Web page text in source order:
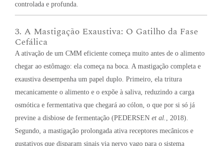
controlada e profunda.
3. A Mastigação Exaustiva: O Gatilho da Fase
Cefálica
A ativação de um CMM eficiente começa muito antes de o alimento
chegar ao estômago: ela começa na boca. A mastigação completa e
exaustiva desempenha um papel duplo. Primeiro, ela tritura
mecanicamente o alimento e o expõe à saliva, reduzindo a carga
osmótica e fermentativa que chegará ao cólon, o que por si só já
previne a disbiose de fermentação (PEDERSEN et al. , 2018).
Segundo, a mastigação prolongada ativa receptores mecânicos e
gustativos que disparam sinais via nervo vago para o sistema